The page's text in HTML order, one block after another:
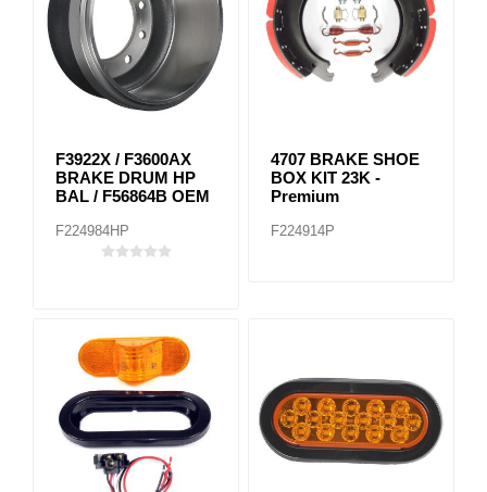
F3922X / F3600AX
BRAKE DRUM HP
BAL / F56864B OEM
F224984HP
4707 BRAKE SHOE
BOX KIT 23K -
Premium
F224914P